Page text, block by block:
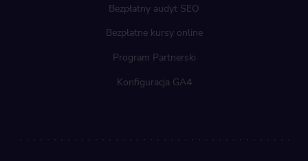
Bezpłatny audyt SEO
Bezpłatne kursy online
Program Partnerski
Konfiguracja GA4